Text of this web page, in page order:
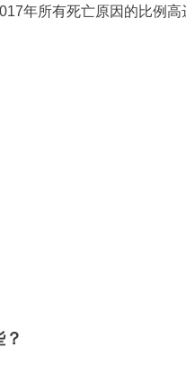
年所有死亡原因的比例高